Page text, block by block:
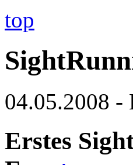
top
04.05.2008 -
Erstes